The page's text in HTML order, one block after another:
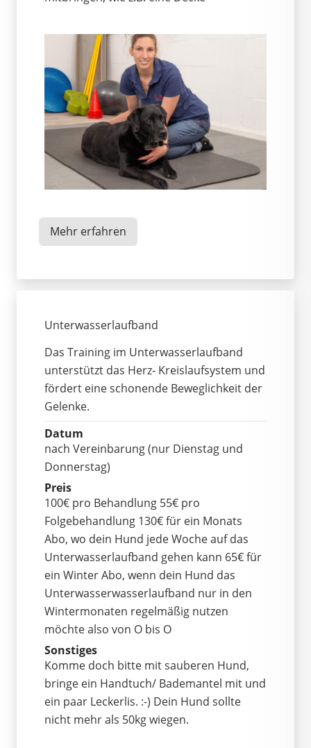
Mehr erfahren
Unterwasserlaufband
Das Training im Unterwasserlaufband
unterstützt das Herz- Kreislaufsystem und
fördert eine schonende Beweglichkeit der
Gelenke.
Datum
nach Vereinbarung (nur Dienstag und
Donnerstag)
Preis
100€ pro Behandlung 55€ pro
Folgebehandlung 130€ für ein Monats
Abo, wo dein Hund jede Woche auf das
Unterwasserlaufband gehen kann 65€ für
ein Winter Abo, wenn dein Hund das
Unterwasserwasserlaufband nur in den
Wintermonaten regelmäßig nutzen
möchte also von O bis O
Sonstiges
Komme doch bitte mit sauberen Hund,
bringe ein Handtuch/ Bademantel mit und
ein paar Leckerlis. :-) Dein Hund sollte
nicht mehr als 50kg wiegen.